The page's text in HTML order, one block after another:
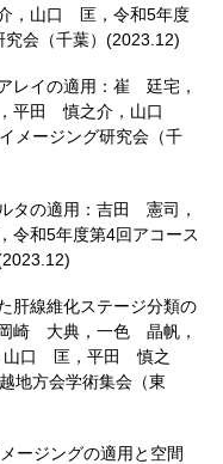
，山口 匡，令和5年度
会（千葉）(2023.12)
レイの適用：崔 廷宅，
平田 慎之介，山口
メージング研究会（千
タの適用：吉田 憲司，
和5年度第4回アコース
肝線維化ステージ分類の
岡崎 大典，一色 晶帆，
山口 匡，平田 慎之
地方会学術集会（東
ージングの適用と空間